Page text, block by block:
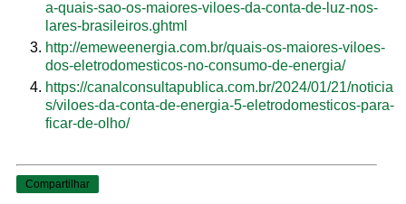
a-quais-sao-os-maiores-viloes-da-conta-de-luz-nos-
lares-brasileiros.ghtml
http://emeweenergia.com.br/quais-os-maiores-viloes-
dos-eletrodomesticos-no-consumo-de-energia/
https://canalconsultapublica.com.br/2024/01/21/noticia
s/viloes-da-conta-de-energia-5-eletrodomesticos-para-
ficar-de-olho/
Compartilhar